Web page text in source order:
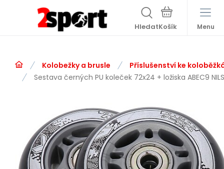
Hledat Menu
Kolobežky a brusle
Příslušenství ke
Sestava černých PU koleček 72x24 + ložiska ABEC9 NILS